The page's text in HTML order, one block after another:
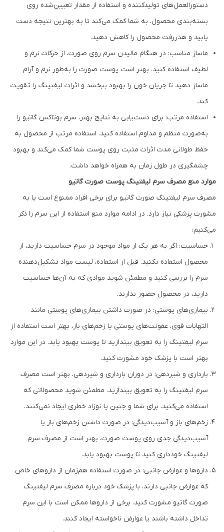
دستورالعمل‌های تولیدکننده و استفاده از مقدار تعیین‌شده روی
بسته‌بندی محصول، به شما کمک می‌کند تا به بهترین نتیجه دست
یابید و هدررفت محصول را کاهش دهید.
ماساژ مناسب: در هنگام مالیدن سرم روی صورت، از حرکات نرم و
لطیف استفاده کنید. بهتر است پوست صورت را به‌طور نرم و آرام
ماساژ دهید تا جریان خون را بهبود ببخشد و اثرات لیفتینگ را تقویت
کند.
استفاده مرتب: برای دست‌یابی به نتایج بهتر، سرم بوتاکس گاتیو را
به‌صورت منظم و مداوم استفاده کنید. استفاده مرتب از محصول به
حفظ طولانی مدت اثرات مثبت روی پوست شما کمک می‌کند و بهبود
چشمگیری در طول زمان به همراه خواهد داشت.
موارد منع مصرف سرم ليفتينگ پوست صورت گاتیو
مصرف سرم ليفتينگ صورت گاتیو برای برخی افراد ممنوع است یا به
مشورت پزشکی نیاز دارد. در ادامه موارد منع استفاده از این سرم را ذکر
می‌کنیم:
حساسیت: اگر به هر یک از مواد موجود در سرم حساسیت دارید، از
محصول استفاده نکنید. قبل از استفاده، لیست مواد تشکیل‌دهنده
سرم را بررسی کنید و مطمئن شوید موادی که به آن‌ها حساسیت
دارید، در محصول حضور ندارند.
بیماری‌های پوستی: در صورت داشتن بیماری‌های پوستی مانند
التهابات قوی، عفونت‌های پوستی یا زخم‌های باز، بهتر است استفاده از
سرم لیفتینگ را به تعویق بیندازید تا پوست بهبود یابد. در این موارد
بهتر است با پزشک خود مشورت کنید.
بارداری و شیردهی: در دوران بارداری و شیردهی، بهتر است مصرف
سرم لیفتینگ را به تعویق بیندازید. مطمئن شوید محصولاتی که
استفاده می‌کنید، برای شما و جنین یا نوزاد خطری ایجاد نمی‌کنند.
زخم‌های باز و آسیب‌دیدگی: در صورت داشتن زخم‌های باز یا
آسیب‌دیدگی جدی روی پوست صورت، بهتر است از مصرف سرم
لیفتینگ خودداری کنید تا پوست بهبود یابد.
داروها و عوارض جانبی: در صورت استفاده هم‌زمان از داروهای خاص
که عوارض جانبی دارند، با پزشک خود درباره مصرف سرم لیفتینگ
صورت گاتیو مشورت کنید. برخی از داروها ممکن است با این سرم
تداخل داشته باشند یا عوارض ناخواسته ایجاد کنند.